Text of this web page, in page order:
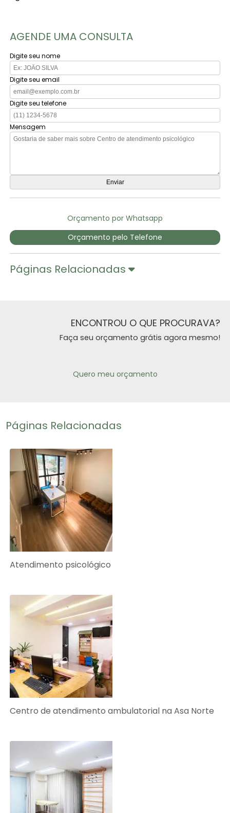
AGENDE UMA CONSULTA
Digite seu nome
Digite seu email
Digite seu telefone
Mensagem
Orçamento por Whatsapp
Orçamento pelo Telefone
Páginas Relacionadas
ENCONTROU O QUE PROCURAVA?
Faça seu orçamento grátis agora mesmo!
Quero meu orçamento
Páginas Relacionadas
Atendimento psicológico
Centro de atendimento ambulatorial na Asa Norte